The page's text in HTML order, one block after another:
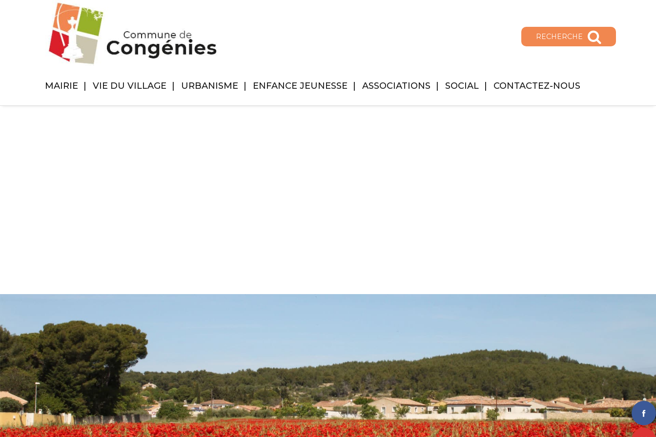
RECHERCHE
MAIRIE VIE DU VILLAGE URBANISME ENFANCE JEUNESSE ASSOCIATIONS SOCIAL CONTACTEZ-NOUS